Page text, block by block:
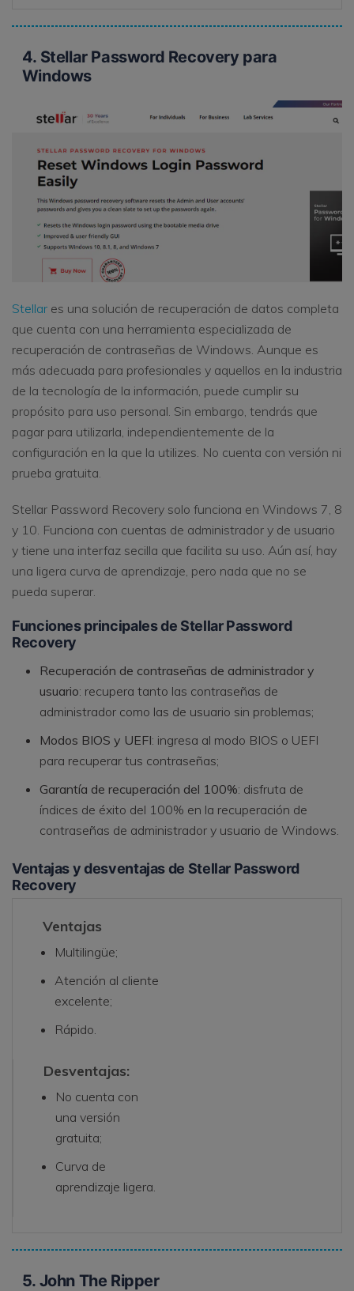
4. Stellar Password Recovery para
Windows
Stellar es una solución de recuperación de datos completa
que cuenta con una herramienta especializada de
recuperación de contraseñas de Windows. Aunque es
más adecuada para profesionales y aquellos en la industria
de la tecnología de la información, puede cumplir su
propósito para uso personal. Sin embargo, tendrás que
pagar para utilizarla, independientemente de la
configuración en la que la utilizes. No cuenta con versión ni
prueba gratuita.
Stellar Password Recovery solo funciona en Windows 7, 8
y 10. Funciona con cuentas de administrador y de usuario
y tiene una interfaz secilla que facilita su uso. Aún así, hay
una ligera curva de aprendizaje, pero nada que no se
pueda superar.
Funciones principales de Stellar Password
Recovery
Recuperación de contraseñas de administrador y
usuario: recupera tanto las contraseñas de
administrador como las de usuario sin problemas;
Modos BIOS y UEFI: ingresa al modo BIOS o UEFI
para recuperar tus contraseñas;
Garantía de recuperación del 100%: disfruta de
índices de éxito del 100% en la recuperación de
contraseñas de administrador y usuario de Windows.
Ventajas y desventajas de Stellar Password
Recovery
Ventajas
Multilingüe;
Atención al cliente
excelente;
Rápido.
Desventajas:
No cuenta con
una versión
gratuita;
Curva de
aprendizaje ligera.
5. John The Ripper